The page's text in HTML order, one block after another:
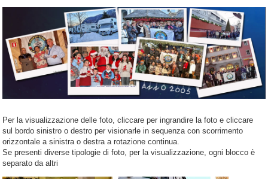
Per la visualizzazione delle foto, cliccare per ingrandire la foto e cliccare
sul bordo sinistro o destro per visionarle in sequenza con scorrimento
orizzontale a sinistra o destra a rotazione continua.
Se presenti diverse tipologie di foto, per la visualizzazione, ogni blocco è
separato da altri